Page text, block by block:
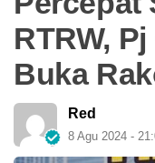
RTRW,
Buka
Red
8 Agu 2024 -